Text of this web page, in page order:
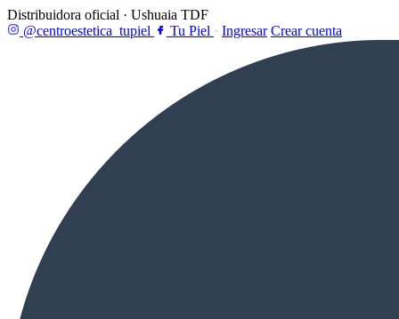
Distribuidora oficial · Ushuaia TDF
@centroestetica_tupiel
Tu Piel · Ingresar Crear cuenta